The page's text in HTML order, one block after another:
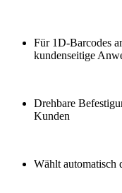
Für 1D-Barcodes
kundenseitige
Drehbare
Kunden
Wählt automatisch